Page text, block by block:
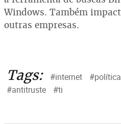
Windows. Também
outras empresas.
Tags: #internet #política
#antitruste
#ti